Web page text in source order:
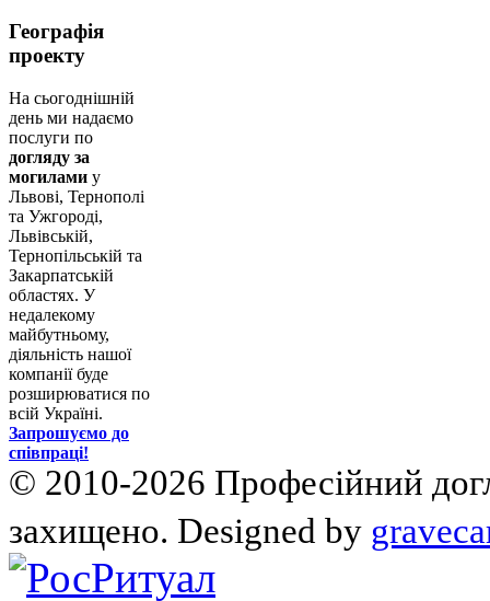
Географія
проекту
На сьогоднішній
день ми надаємо
послуги по
догляду за
могилами у
Львові, Тернополі
та Ужгороді,
Львівській,
Тернопільській та
Закарпатській
областях. У
недалекому
майбутньому,
діяльність нашої
компанії буде
розширюватися по
всій Україні.
Запрошуємо до
співпраці!
© 2010-2026 Професійний
захищено. Designed by